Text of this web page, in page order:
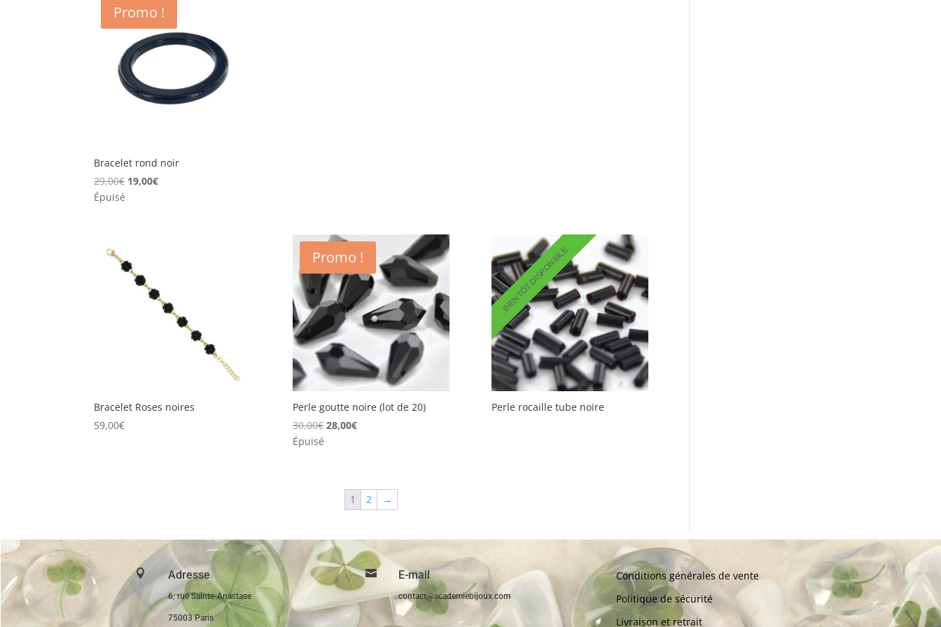
Promo !
Bracelet rond noir
29,00€ Le
19,00€Le
Épuisé
Bracelet Roses noires
59,00€
Promo !
Perle goutte noire (lot de 20)
30,00€ Le
30,00€.
28,00€Le
28,00€.
Épuisé
BIENTÔT DISPONIBLE
Perle rocaille tube noire
1 2 →
 Adresse
6, rue Sainte-Anastase
75003 Paris
 E-mail
contact@academiebijoux.com
Conditions générales de vente
Politique de sécurité
Livraison et retrait